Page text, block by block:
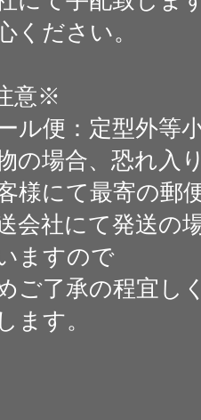
ください。
意※
ル便：定型外等
の場合、恐れ入
様にて最寄の郵
会社にて発送の
ますので
ご了承の程宜し
ます。